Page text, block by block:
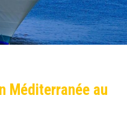
Méditerranée au